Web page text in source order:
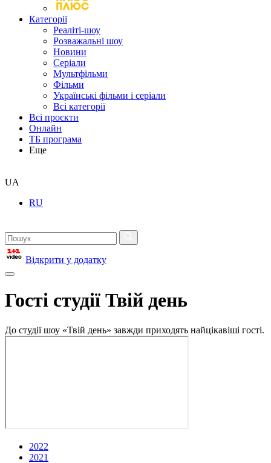
Категорії
Реаліті-шоу
Розважальні шоу
Новини
Серіали
Мультфільми
Фільми
Українські фільми і серіали
Всі категорії
Всі проєкти
Онлайн
ТБ програма
Еще
UA
RU
Відкрити у додатку
Гості студії Твій день
До студії шоу «Твій день» завжди приходять найцікавіші гості.
2022
2021